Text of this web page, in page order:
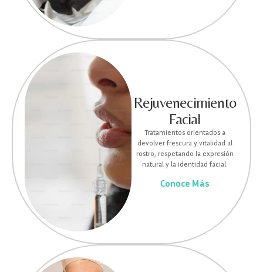
Rejuvenecimiento
Facial
Tratamientos orientados a
devolver frescura y vitalidad al
rostro, respetando la expresión
natural y la identidad facial.
Conoce Más